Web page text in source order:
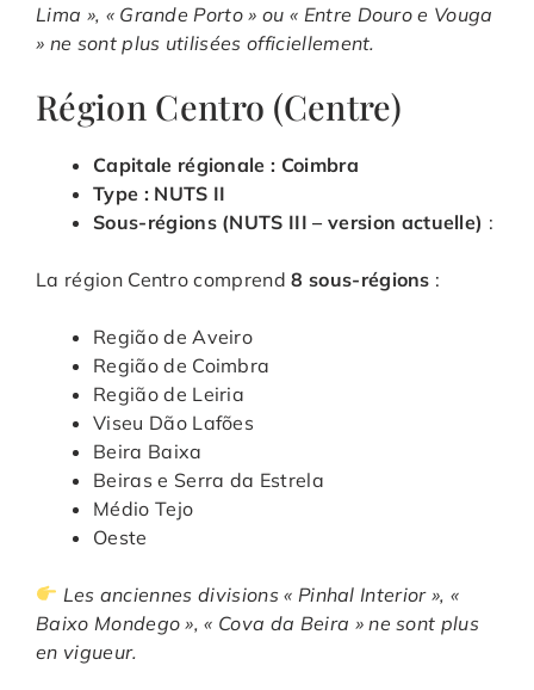
Lima », « Grande Porto » ou « Entre Douro e Vouga
» ne sont plus utilisées officiellement.
Région Centro (Centre)
Capitale régionale : Coimbra
Type : NUTS II
Sous-régions (NUTS III – version actuelle) :
La région Centro comprend8 sous-régions :
Região de Aveiro
Região de Coimbra
Região de Leiria
Viseu Dão Lafões
Beira Baixa
Beiras e Serra da Estrela
Médio Tejo
Oeste
Les anciennes divisions « Pinhal Interior », «
Baixo Mondego », « Cova da Beira » ne sont plus
en vigueur.